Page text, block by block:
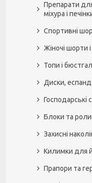
Препарати
міхура і
Спортивні
Жіночі шорти
Топи і
Диски,
Господарські
Блоки та
Захисні
Килимки для
Прапори та